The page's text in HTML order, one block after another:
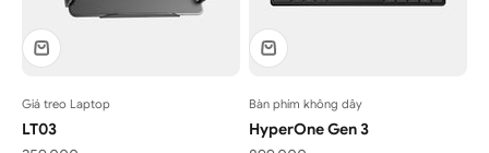
Giá treo Laptop
LT03
Bàn phím không dây
HyperOne Gen 3